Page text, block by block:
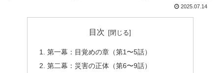
2025.07.14
目次
第一幕：目覚めの章（第1〜5話）
第二幕：災害の正体（第6〜9話）